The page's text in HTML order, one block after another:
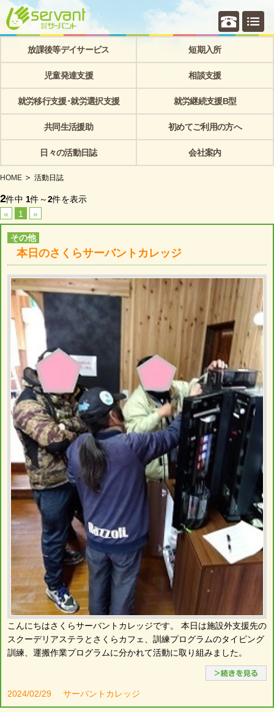
個別相
放課後等デイサービス 短期入所
児童発達支援 相談支援
就労移行支援･就労選択支援 就労継続支援B型
共同生活援助 初めてご利用の方へ
日々の活動日誌 会社案内
HOME 活動日誌
2件中 1件～2件を表示
«
1 »
その他
本日のさくらサーバントカレッジ
こんにちはさくらサーバントカレッジです。 本日は施設外支援先の
スクーデリアステラとさくらカフェ、訓練プログラムのタイピング
訓練、運搬作業プログラムに分かれて活動に取り組みました。
2024/02/29 サーバントカレッジ